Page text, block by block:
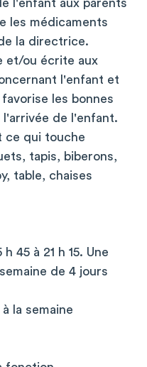
l'enfant aux parents
les médicaments
la directrice.
et/ou écrite aux
l'enfant et
les bonnes
de l'enfant.
ce qui touche
tapis, biberons,
table, chaises
45 à 21 h 15. Une
de 4 jours
la semaine